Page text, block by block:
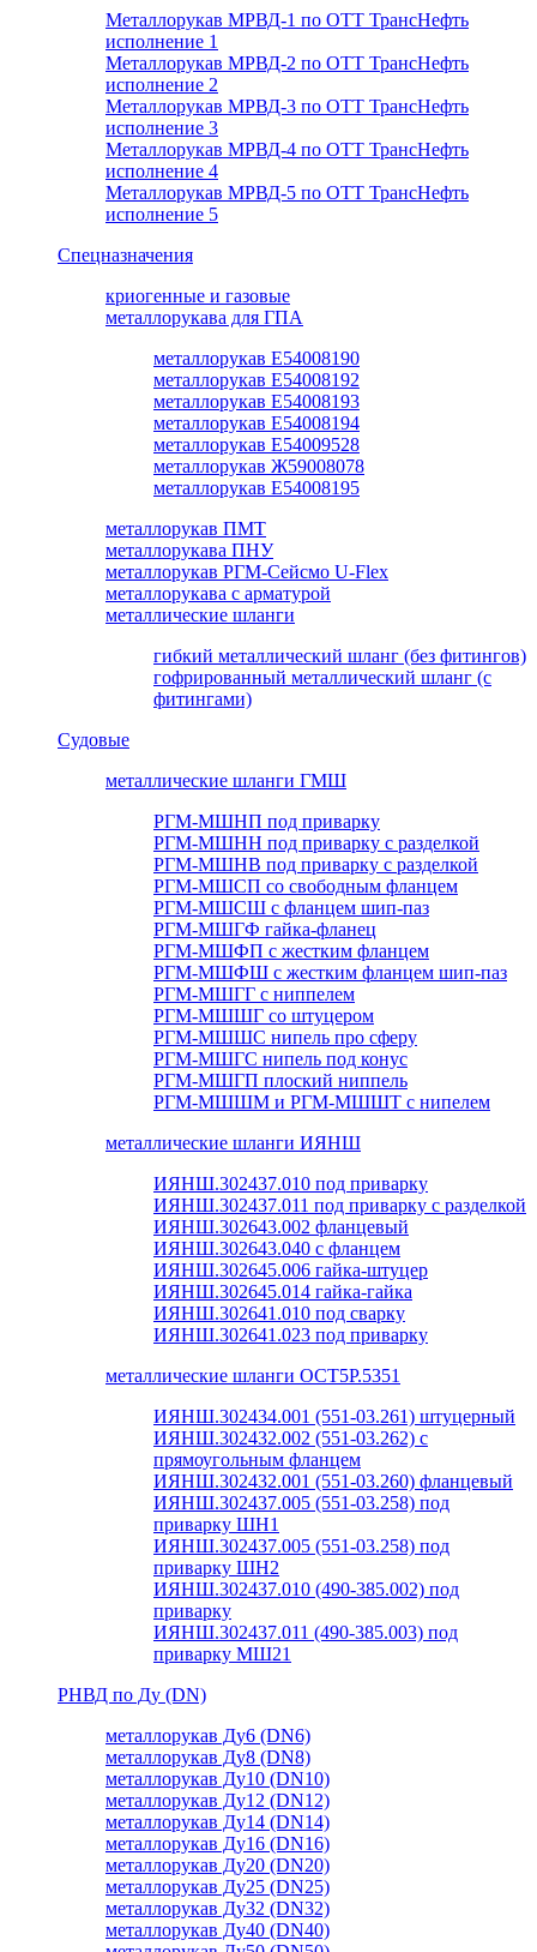
Металлорукав МРВД-1 по ОТТ ТрансНефть
исполнение 1
Металлорукав МРВД-2 по ОТТ ТрансНефть
исполнение 2
Металлорукав МРВД-3 по ОТТ ТрансНефть
исполнение 3
Металлорукав МРВД-4 по ОТТ ТрансНефть
исполнение 4
Металлорукав МРВД-5 по ОТТ ТрансНефть
исполнение 5
Спецназначения
криогенные и газовые
металлорукава для ГПА
металлорукав Е54008190
металлорукав Е54008192
металлорукав Е54008193
металлорукав Е54008194
металлорукав Е54009528
металлорукав Ж59008078
металлорукав Е54008195
металлорукав ПМТ
металлорукава ПНУ
металлорукав РГМ-Сейсмо U-Flex
металлорукава с арматурой
металлические шланги
гибкий металлический шланг (без фитингов)
гофрированный металлический шланг (с
фитингами)
Судовые
металлические шланги ГМШ
РГМ-МШНП под приварку
РГМ-МШНН под приварку с разделкой
РГМ-МШНВ под приварку с разделкой
РГМ-МШСП со свободным фланцем
РГМ-МШСШ с фланцем шип-паз
РГМ-МШГФ гайка-фланец
РГМ-МШФП с жестким фланцем
РГМ-МШФШ с жестким фланцем шип-паз
РГМ-МШГГ с ниппелем
РГМ-МШШГ со штуцером
РГМ-МШШС нипель про сферу
РГМ-МШГС нипель под конус
РГМ-МШГП плоский ниппель
РГМ-МШШМ и РГМ-МШШТ с нипелем
металлические шланги ИЯНШ
ИЯНШ.302437.010 под приварку
ИЯНШ.302437.011 под приварку с разделкой
ИЯНШ.302643.002 фланцевый
ИЯНШ.302643.040 с фланцем
ИЯНШ.302645.006 гайка-штуцер
ИЯНШ.302645.014 гайка-гайка
ИЯНШ.302641.010 под сварку
ИЯНШ.302641.023 под приварку
металлические шланги ОСТ5Р.5351
ИЯНШ.302434.001 (551-03.261) штуцерный
ИЯНШ.302432.002 (551-03.262) с
прямоугольным фланцем
ИЯНШ.302432.001 (551-03.260) фланцевый
ИЯНШ.302437.005 (551-03.258) под
приварку ШН1
ИЯНШ.302437.005 (551-03.258) под
приварку ШН2
ИЯНШ.302437.010 (490-385.002) под
приварку
ИЯНШ.302437.011 (490-385.003) под
приварку МШ21
РНВД по Ду (DN)
металлорукав Ду6 (DN6)
металлорукав Ду8 (DN8)
металлорукав Ду10 (DN10)
металлорукав Ду12 (DN12)
металлорукав Ду14 (DN14)
металлорукав Ду16 (DN16)
металлорукав Ду20 (DN20)
металлорукав Ду25 (DN25)
металлорукав Ду32 (DN32)
металлорукав Ду40 (DN40)